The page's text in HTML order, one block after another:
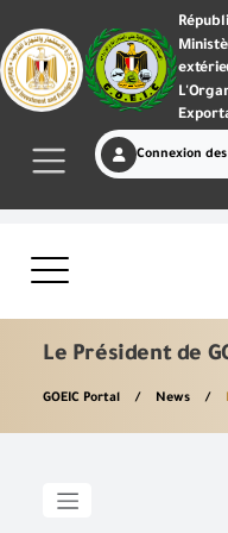
Connexion
Le Président de
GOEIC Portal News